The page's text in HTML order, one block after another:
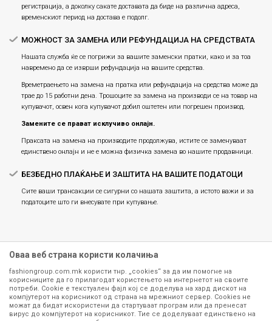
регистрација, а доколку сакате доставата да биде на различна адреса,
временскиот период на достава е подолг.
МОЖНОСТ ЗА ЗАМЕНА ИЛИ РЕФУНДАЦИЈА НА СРЕДСТВАТА
Нашата служба ќе се погрижи за вашите заменски пратки, како и за тоа
навремено да се изврши рефундација на вашите средства.
Времетраењето на замена на пратка или рефундацијa на средства може да
трае до 15 работни дена. Трошоците за замена на производи се на товар на
купувачот, освен кога купувачот добил оштетен или погрешен производ.
Замените се прават исклучиво онлајн.
Праксата на замена на производите продолжува, истите се заменуваат
единствено онлајн и не е можна физичка замена во нашите продавници.
БЕЗБЕДНО ПЛАЌАЊЕ И ЗАШТИТА НА ВАШИТЕ ПОДАТОЦИ
Сите ваши трансакции се сигурни со нашата заштита, а истото важи и за
податоците што ги внесувате при купување.
Сите информации околу производите кои се изложени на нашата
Оваа веб страна користи колачиња
fashiongroup.com.mk користи тнр. „cookies“ за да им помогне на
корисниците да го прилагодат користењето на интернетот на своите
потреби. Cookie е текстуален фајл кој се доделува на хард дискот на
компјутерот на корисникот од страна на мрежниот сервер. Cookies не
можат да бидат искористени да стартуваат програм или да пренесат
вирус до компјутерот на корисникот. Тие се доделуваат единствено на